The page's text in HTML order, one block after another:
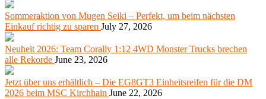
Sommeraktion von Mugen Seiki – Perfekt, um beim nächsten
Einkauf richtig zu sparen July 27, 2026
Neuheit 2026: Team Corally 1:12 4WD Monster Trucks brechen
alle Rekorde June 23, 2026
Jetzt über uns erhältlich – Die EG8GT3 Einheitsreifen für die DM
2026 beim MSC Kirchhain June 22, 2026